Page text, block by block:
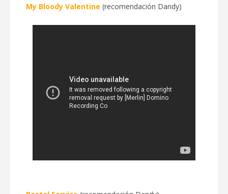
My Bloody Valentine (recomendación Dandy)